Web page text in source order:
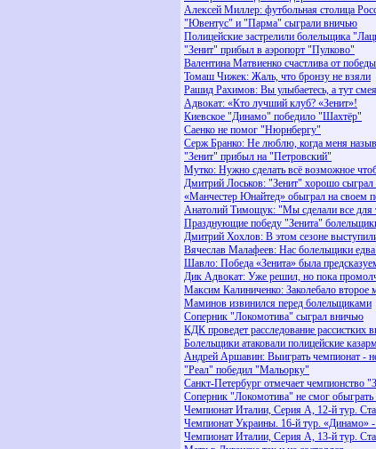
Алексей Миллер: футбольная столица
"Ювентус" и "Парма" сыграли вничью
Полицейские застрелили болельщика
"Зенит" прибыл в аэропорт "Пулково"
Валентина Матвиенко счастлива от
Томаш Чижек: Жаль, что бронзу не взяли
Рашид Рахимов: Вы улыбаетесь, а тут
Адвокат: «Кто лучший клуб? «Зенит»!
Киевское "Динамо" победило "Шахтёр"
Саенко не помог "Нюрнбергу"
Серж Бранко: Не люблю, когда меня
"Зенит" прибыл на "Петровский"
Мутко: Нужно сделать всё возможное
Дмитрий Лоськов: "Зенит" хорошо сыграл
«Манчестер Юнайтед» обыграл на своем
Анатолий Тимощук: "Мы сделали все для
Празднующие победу "Зенита"
Дмитрий Хохлов: В этом сезоне
Вячеслав Малафеев: Нас болельщики едва
Шавло: Победа «Зенита» была
Дик Адвокат: Уже решил, но пока
Максим Калиниченко: Заколебало второе
Маминов извинился перед болельщиками
Соперник "Локомотива" сыграл вничью
КДК проведет расследование рассистких
Болельщики атаковали полицейские
Андрей Аршавин: Выиграть чемпионат -
"Реал" победил "Мальорку"
Санкт-Петербург отмечает чемпионство
Соперник "Локомотива" не смог
Чемпионат Италии, Серия А, 12-й тур.
Чемпионат Украины. 16-й тур. «Динамо»
Чемпионат Италии, Серия А, 13-й тур.